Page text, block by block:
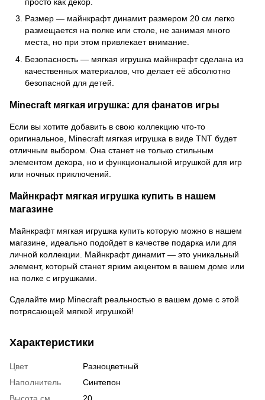
Размер — майнкрафт динамит размером 20 см легко
размещается на полке или столе, не занимая много
места, но при этом привлекает внимание.
Безопасность — мягкая игрушка майнкрафт сделана из
качественных материалов, что делает её абсолютно
безопасной для детей.
Minecraft мягкая игрушка: для фанатов игры
Если вы хотите добавить в свою коллекцию что-то
оригинальное, Minecraft мягкая игрушка в виде TNT будет
отличным выбором. Она станет не только стильным
элементом декора, но и функциональной игрушкой для игр
или ночных приключений.
Майнкрафт мягкая игрушка купить в нашем
магазине
Майнкрафт мягкая игрушка купить которую можно в нашем
магазине, идеально подойдет в качестве подарка или для
личной коллекции. Майнкрафт динамит — это уникальный
элемент, который станет ярким акцентом в вашем доме или
на полке с игрушками.
Сделайте мир Minecraft реальностью в вашем доме с этой
потрясающей мягкой игрушкой!
Характеристики
Цвет
Разноцветный
Наполнитель
Синтепон
Высота см.
20